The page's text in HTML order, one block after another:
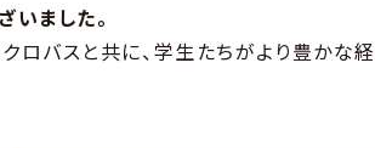
いました。
ロバスと共に、学生たちがより豊かな